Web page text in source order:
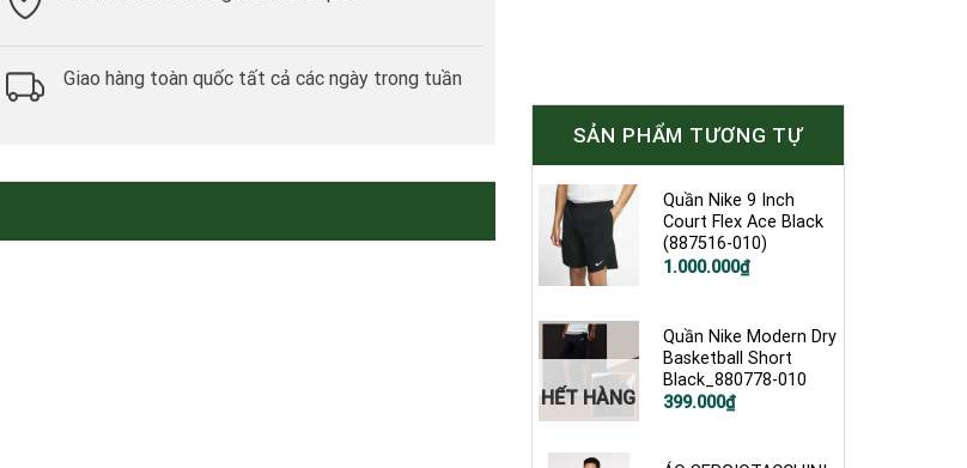
Giao hàng toàn quốc tất cả các ngày trong tuần
SẢN PHẨM TƯƠNG TỰ
Quần Nike 9 Inch
Court Flex Ace Black
(887516-010)
Giá
1.000.000₫
Giá
1.000.000₫.
HẾT HÀNG
Quần Nike Modern Dry
Basketball Short
Black_880778-010
Giá
399.000₫
Giá